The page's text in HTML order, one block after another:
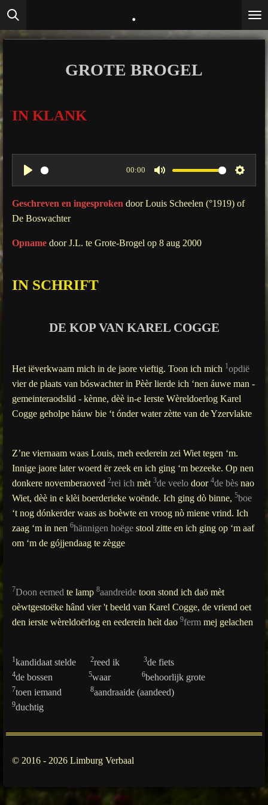
Ga
direct
naar
.
GROTE BROGEL
IN KLANK
P
l
a
00:00
M
u
S
e
Geschreven en ingesproken door Louis Scheelen (°1919) of
De Boswachter
Opname door J.L. te Grote-Brogel op 8 aug 2000
IN SCHRIFT
DE KOP VAN KAREL COGGE
Het iëverkwaam mich in de jaore vieftig. Toon ich mich 1opdië
vier de plaats van bóswachter in Pèèr lierde ich ‘nen áuwe man -
gemeinteraodslid - kènne, dèè in-e Ierste Wèreldoerlog Karel
Cogge geholpe háuw bie ‘t ónder water zètte van de Yzervlakte
Z’ne viernaam waas Louis, meh eederein zei Wiet tegen ‘m.
Innige jaore later woerd ër zeek en ich ging ‘m bezeeke. Op nen
donkere novemberaoved 2rei ich mèt 3de veelo door 4de bès nao
Wiet, dèè in e klèi boerderieke woënde. Ich ging dò binne, 5boe
‘t nog dónkerder waas as boèwte en vroog nò miene vrind. Ich
zaag ‘m in nen 6hännigen hoëge stool zitte en ich ging op ‘m aaf
om ‘m de gójjendaag te zègge
7Doon eemed te lamp 8aandreide toon stond ich daö mèt
oèwtgestoëke hând vier 't beeld van Karel Cogge, de vriend oet
den ierste wèreldoërlog en eederein heìt dao 9ferm mej gelachen
1kandidaat stelde 2reed ik 3de fiets
4de bossen 5waar 6behoorlijk grote
7toen iemand 8aandraaide (aandeed)
9duchtig
© 2016 - 2026 Limburg Verbaal